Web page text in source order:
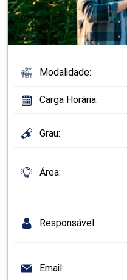
Modalidade:
Carga Horária:
Grau:
Área:
Responsável:
Email: